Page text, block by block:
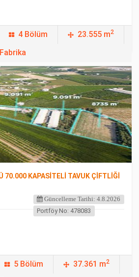
4 Bölüm 23.555 m2
70.000 KAPASİTELİ TAVUK ÇİFTLİĞİ
Güncelleme Tarihi: 4.8.2026
Portföy No: 478083
5 Bölüm 37.361 m2